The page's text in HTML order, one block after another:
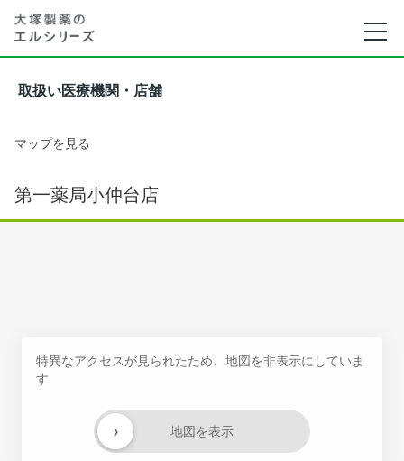
取扱い医療機関・店舗
マップを見る
第一薬局小仲台店
特異なアクセスが見られたため、地図を非表示にしていま
す
地図を表示
›